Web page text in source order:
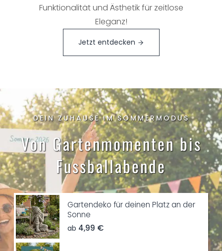
Funktionalität und Ästhetik für zeitlose
Eleganz!
Jetzt entdecken
DEIN ZUHAUSE IM SOMMERMODUS
Von Gartenmomenten bis
Fussballabende
Gartendeko für deinen Platz an der
Sonne
ab 4,99 €